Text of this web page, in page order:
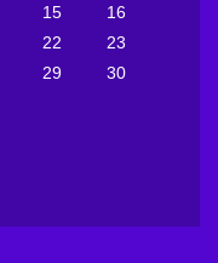
15
16
22
23
29
30